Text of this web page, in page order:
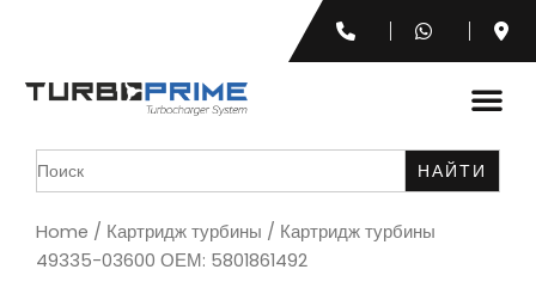
Search
for:
Home / Картридж турбины / Картридж турбины
49335-03600 ОЕМ: 5801861492